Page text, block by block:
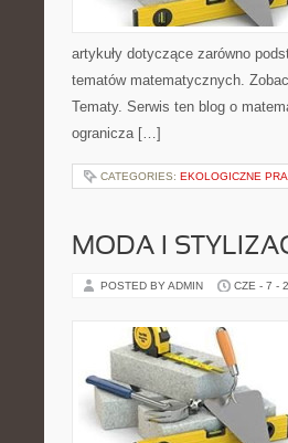
artykuły dotyczące zarówno
tematów matematycznych.
Tematy. Serwis ten blog o
ogranicza […]
CATEGORIES: EKOLOGICZNE
MODA I
POSTED BY ADMIN CZE - 7 -